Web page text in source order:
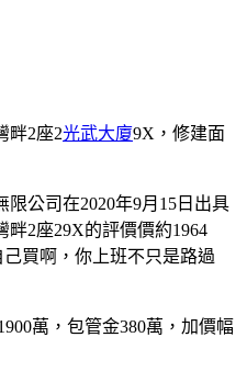
畔2座2光武大廈9X，修建面
公司在2020年9月15日出具
2座29X的評價價約1964
己買啊，你上班不只是路過
萬，包管金380萬，加價幅